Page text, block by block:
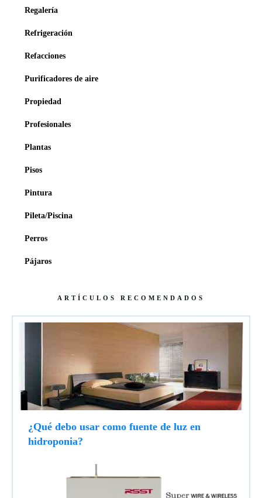
Regalería
Refrigeración
Refacciones
Purificadores de aire
Propiedad
Profesionales
Plantas
Pisos
Pintura
Pileta/Piscina
Perros
Pájaros
ARTÍCULOS RECOMENDADOS
¿Qué debo usar como fuente de luz en
hidroponia?